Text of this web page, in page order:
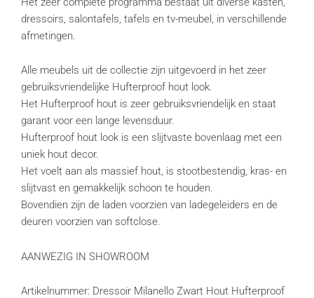
dressoirs, salontafels, tafels en tv-meubel, in verschillende
afmetingen.
Alle meubels uit de collectie zijn uitgevoerd in het zeer
gebruiksvriendelijke Hufterproof hout look.
Het Hufterproof hout is zeer gebruiksvriendelijk en staat
garant voor een lange levensduur.
Hufterproof hout look is een slijtvaste bovenlaag met een
uniek hout decor.
Het voelt aan als massief hout, is stootbestendig, kras- en
slijtvast en gemakkelijk schoon te houden.
Bovendien zijn de laden voorzien van ladegeleiders en de
deuren voorzien van softclose.
AANWEZIG IN SHOWROOM
Artikelnummer: Dressoir Milanello Zwart Hout Hufterproof